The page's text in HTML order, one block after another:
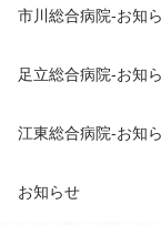
市川総合病院-お知
足立総合病院-お知
江東総合病院-お知
お知らせ